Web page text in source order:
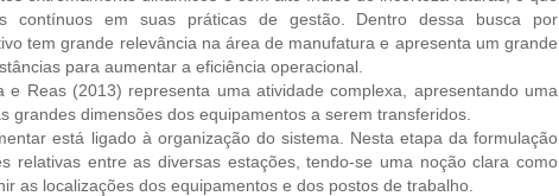
contínuos em suas práticas de ges­tão. Dentro dessa busca por
tem grande relevância na área de manufatura e apresenta um grande
para aumentar a eficiência operacional.
e Reas (2013) representa uma atividade com­plexa, apresentando uma
grandes dimensões dos equipamentos a serem transferidos.
está ligado à organização do sistema. Nesta etapa da formulação
relativas entre as diversas estações, tendo-se uma noção clara como
as localizações dos equipamentos e dos postos de trabalho.